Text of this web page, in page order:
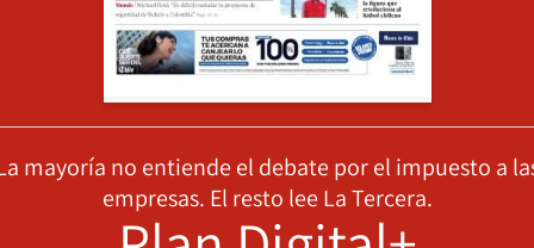
mayoría no entiende el debate por el impuesto a
empresas. El resto lee La Tercera.